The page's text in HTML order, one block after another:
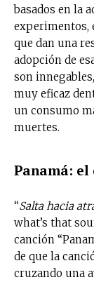
basados en la
experimentos,
que dan una
adopción de
son
muy eficaz
un consumo
muertes.
Panamá:
“Salta hacia
what’s that
canción
de que la
cruzando una